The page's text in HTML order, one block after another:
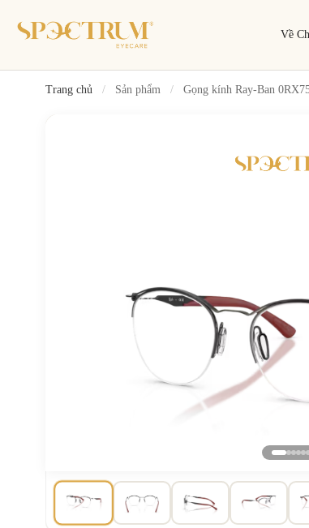
Về
Trang chủ / Sản phẩm / Gọng kính Ray-Ban